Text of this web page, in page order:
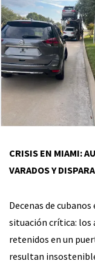
CRISIS EN MIAMI:
VARADOS Y
Decenas de
situación crítica: los
retenidos en un
resultan